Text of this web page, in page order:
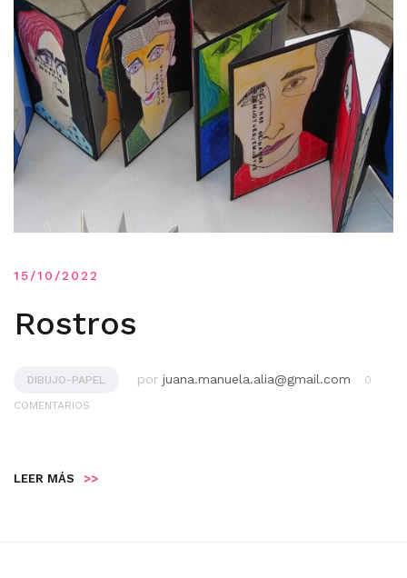
15/10/2022
Rostros
DIBUJO-PAPEL por juana.manuela.alia@gmail.com
0
COMENTARIOS
LEER MÁS >>